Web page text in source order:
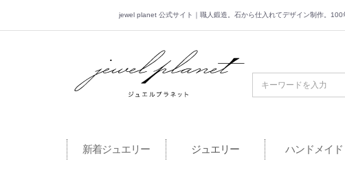
jewel planet 公式サイト｜職人鍛造。石から仕入れてデザイン制作。100
jewel planet 公式サイ
新着ジュエリー ジュエリー ハンドメイド